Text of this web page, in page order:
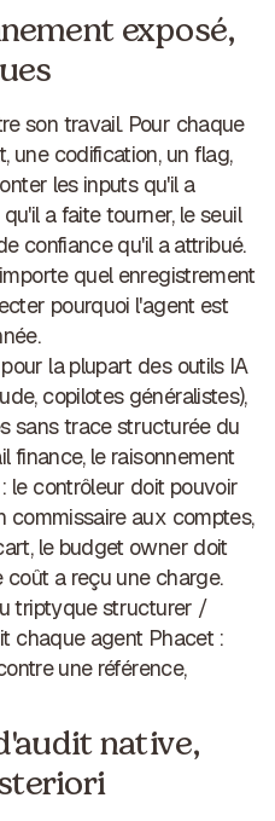
exposé,
son travail. Pour chaque
une codification, un flag,
les inputs qu'il a
a faite tourner, le seuil
confiance qu'il a attribué.
quel enregistrement
pourquoi l'agent est
la plupart des outils IA
copilotes généralistes),
sans trace structurée du
finance, le raisonnement
le contrôleur doit pouvoir
commissaire aux comptes,
le budget owner doit
a reçu une charge.
triptyque structurer /
chaque agent Phacet :
une référence,
native,